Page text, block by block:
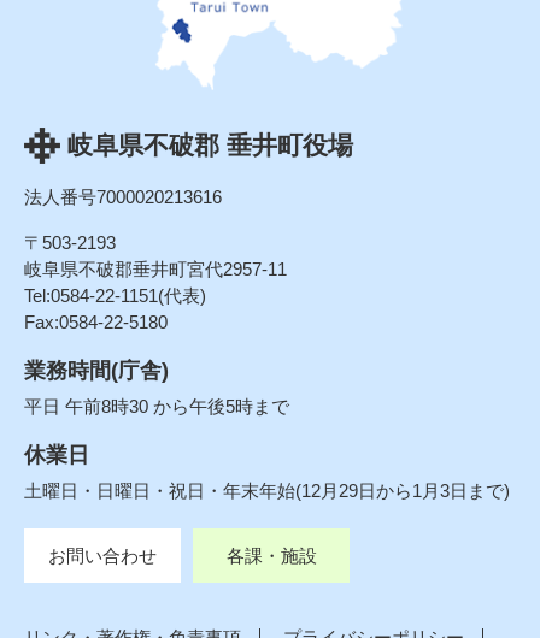
岐阜県不破郡 垂井町役場
法人番号7000020213616
〒503-2193
岐阜県不破郡垂井町宮代2957-11
Tel:0584-22-1151(代表)
Fax:0584-22-5180
業務時間(庁舎)
平日 午前8時30 から午後5時まで
休業日
土曜日・日曜日・祝日・年末年始(12月29日から1月3日まで)
お問い合わせ 各課・施設